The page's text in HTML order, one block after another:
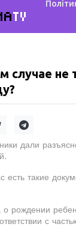
TV
случае не
дали
есть такие
о рождении
с